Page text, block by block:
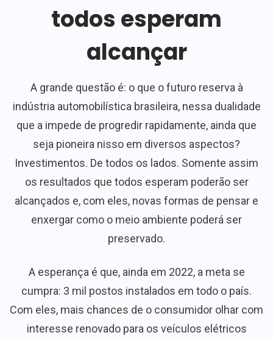
todos esperam
alcançar
A grande questão é: o que o futuro reserva à
indústria automobilística brasileira, nessa dualidade
que a impede de progredir rapidamente, ainda que
seja pioneira nisso em diversos aspectos?
Investimentos. De todos os lados. Somente assim
os resultados que todos esperam poderão ser
alcançados e, com eles, novas formas de pensar e
enxergar como o meio ambiente poderá ser
preservado.
A esperança é que, ainda em 2022, a meta se
cumpra: 3 mil postos instalados em todo o país.
Com eles, mais chances de o consumidor olhar com
interesse renovado para os veículos elétricos